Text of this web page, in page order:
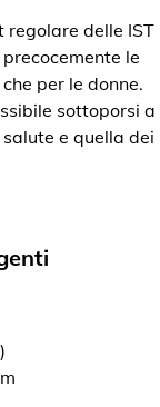
regolare delle IST
le
per le donne.
sottoporsi a
e quella dei